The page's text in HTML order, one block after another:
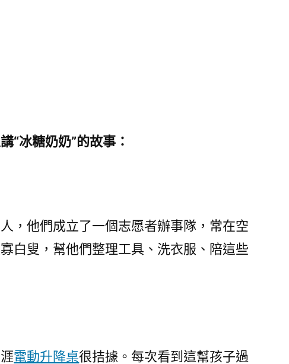
冰糖奶奶”的故事：
他們成立了一個志愿者辦事隊，常在空
白叟，幫他們整理工具、洗衣服、陪這些
電動升降桌很拮據。每次看到這幫孩子過